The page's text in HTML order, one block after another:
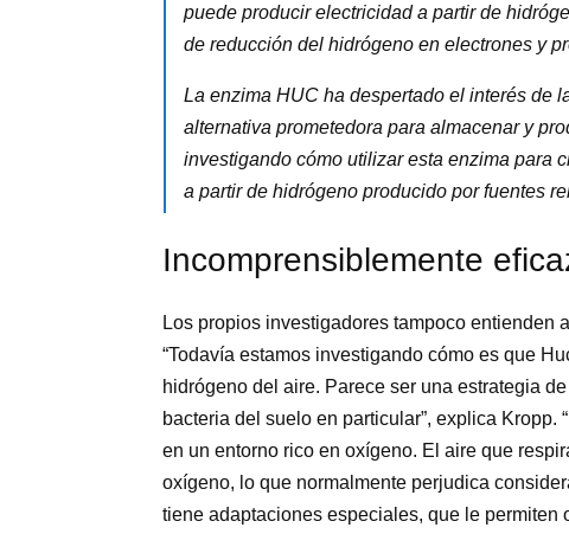
puede producir electricidad a partir de
de reducción del hidrógeno en electrones y
La enzima HUC ha despertado el interés de
alternativa prometedora para almacenar y
investigando cómo utilizar esta enzima para
a partir de hidrógeno producido por fuentes
Incomprensiblemente
Los propios investigadores tampoco entienden
“Todavía estamos investigando cómo es que
hidrógeno del aire. Parece ser una estrategia
bacteria del suelo en particular”, explica
en un entorno rico en oxígeno. El aire que
oxígeno, lo que normalmente perjudica
tiene adaptaciones especiales, que le permiten